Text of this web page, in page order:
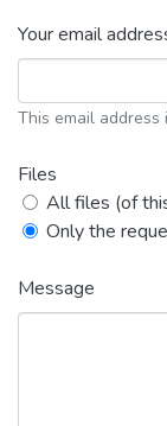
Your email
This email
Files
All files (of
Only the
Message